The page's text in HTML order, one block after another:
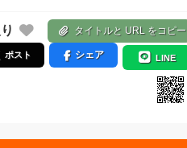
タイトルと URL をコピー
ポスト シェア LINE